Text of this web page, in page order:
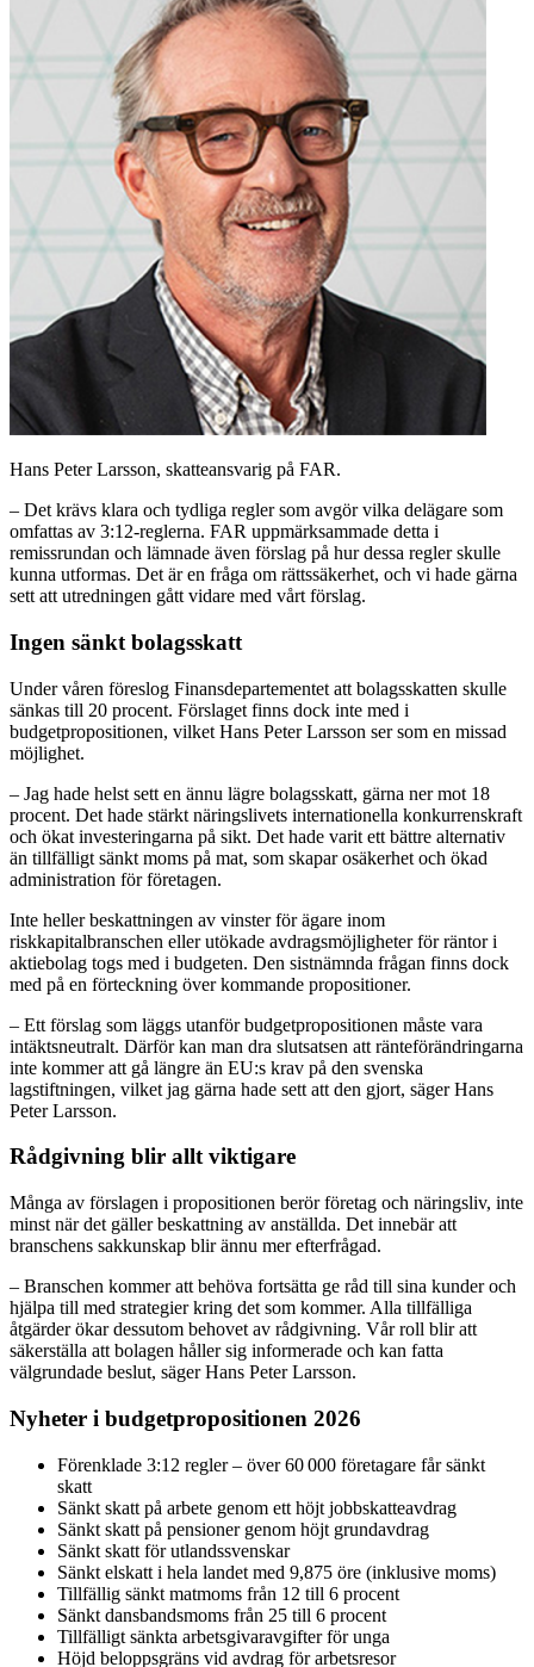
Hans Peter Larsson, skatteansvarig på FAR.
– Det krävs klara och tydliga regler som avgör vilka delägare som
omfattas av 3:12-reglerna. FAR uppmärksammade detta i
remissrundan och lämnade även förslag på hur dessa regler skulle
kunna utformas. Det är en fråga om rättssäkerhet, och vi hade gärna
sett att utredningen gått vidare med vårt förslag.
Ingen sänkt bolagsskatt
Under våren föreslog Finansdepartementet att bolagsskatten skulle
sänkas till 20 procent. Förslaget finns dock inte med i
budgetpropositionen, vilket Hans Peter Larsson ser som en missad
möjlighet.
– Jag hade helst sett en ännu lägre bolagsskatt, gärna ner mot 18
procent. Det hade stärkt näringslivets internationella konkurrenskraft
och ökat investeringarna på sikt. Det hade varit ett bättre alternativ
än tillfälligt sänkt moms på mat, som skapar osäkerhet och ökad
administration för företagen.
Inte heller beskattningen av vinster för ägare inom
riskkapitalbranschen eller utökade avdragsmöjligheter för räntor i
aktiebolag togs med i budgeten. Den sistnämnda frågan finns dock
med på en förteckning över kommande propositioner.
– Ett förslag som läggs utanför budgetpropositionen måste vara
intäktsneutralt. Därför kan man dra slutsatsen att ränteförändringarna
inte kommer att gå längre än EU:s krav på den svenska
lagstiftningen, vilket jag gärna hade sett att den gjort, säger Hans
Peter Larsson.
Rådgivning blir allt viktigare
Många av förslagen i propositionen berör företag och näringsliv, inte
minst när det gäller beskattning av anställda. Det innebär att
branschens sakkunskap blir ännu mer efterfrågad.
– Branschen kommer att behöva fortsätta ge råd till sina kunder och
hjälpa till med strategier kring det som kommer. Alla tillfälliga
åtgärder ökar dessutom behovet av rådgivning. Vår roll blir att
säkerställa att bolagen håller sig informerade och kan fatta
välgrundade beslut, säger Hans Peter Larsson.
Nyheter i budgetpropositionen 2026
Förenklade 3:12 regler – över 60 000 företagare får sänkt
skatt
Sänkt skatt på arbete genom ett höjt jobbskatteavdrag
Sänkt skatt på pensioner genom höjt grundavdrag
Sänkt skatt för utlandssvenskar
Sänkt elskatt i hela landet med 9,875 öre (inklusive moms)
Tillfällig sänkt matmoms från 12 till 6 procent
Sänkt dansbandsmoms från 25 till 6 procent
Tillfälligt sänkta arbetsgivaravgifter för unga
Höjd beloppsgräns vid avdrag för arbetsresor